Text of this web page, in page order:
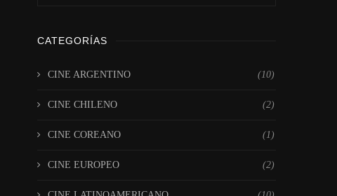
CATEGORÍAS
CINE ARGENTINO (10)
CINE CHILENO (2)
CINE COREANO (1)
CINE EUROPEO (2)